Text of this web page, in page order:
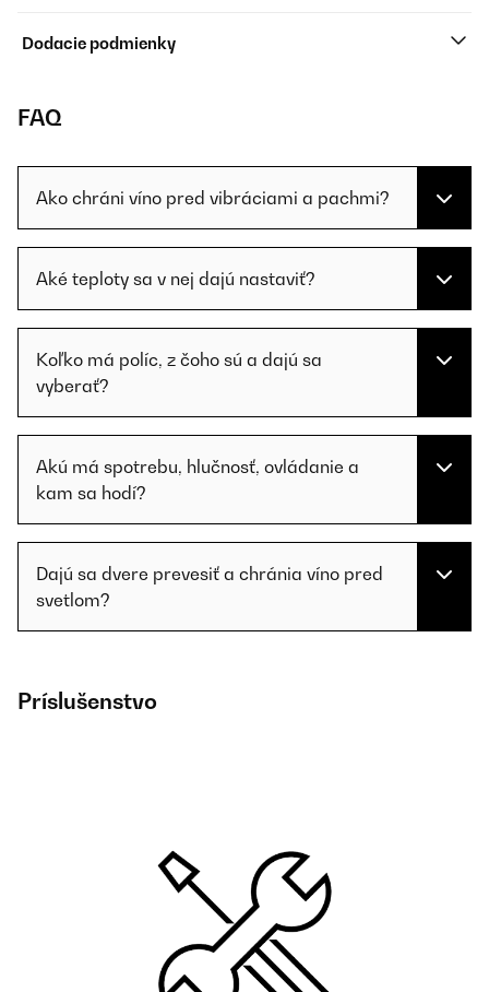
Dodacie podmienky
FAQ
Ako chráni víno pred vibráciami a pachmi?
Aké teploty sa v nej dajú nastaviť?
Koľko má políc, z čoho sú a dajú sa
vyberať?
Akú má spotrebu, hlučnosť, ovládanie a
kam sa hodí?
Dajú sa dvere prevesiť a chránia víno pred
svetlom?
Príslušenstvo